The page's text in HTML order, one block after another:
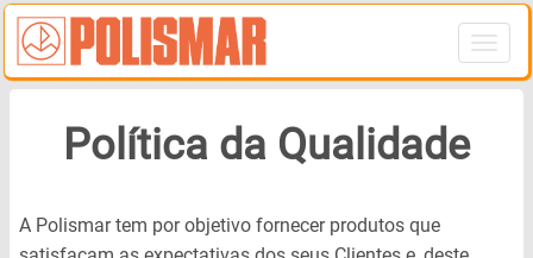
Política da Qualidade
A Polismar tem por objetivo fornecer produtos que